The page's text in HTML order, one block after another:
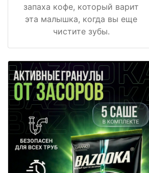
запаха кофе, который варит
эта малышка, когда вы еще
чистите зубы.